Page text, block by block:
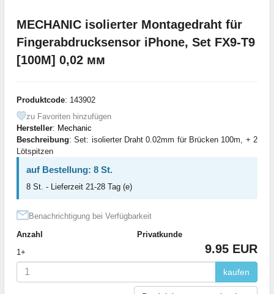
MECHANIC isolierter Montagedraht für
Fingerabdrucksensor iPhone, Set FX9-T9
[100M] 0,02 мм
Produktcode: 143902
zu Favoriten hinzufügen
Hersteller: Mechanic
Beschreibung: Set: isolierter Draht 0.02mm für Brücken 100m, + 2
Lötspitzen
auf Bestellung: 8 St.
8 St. - Lieferzeit 21-28 Tag (e)
Benachrichtigung bei Verfügbarkeit
Anzahl
Privatkunde
1+
9.95 EUR
kaufen